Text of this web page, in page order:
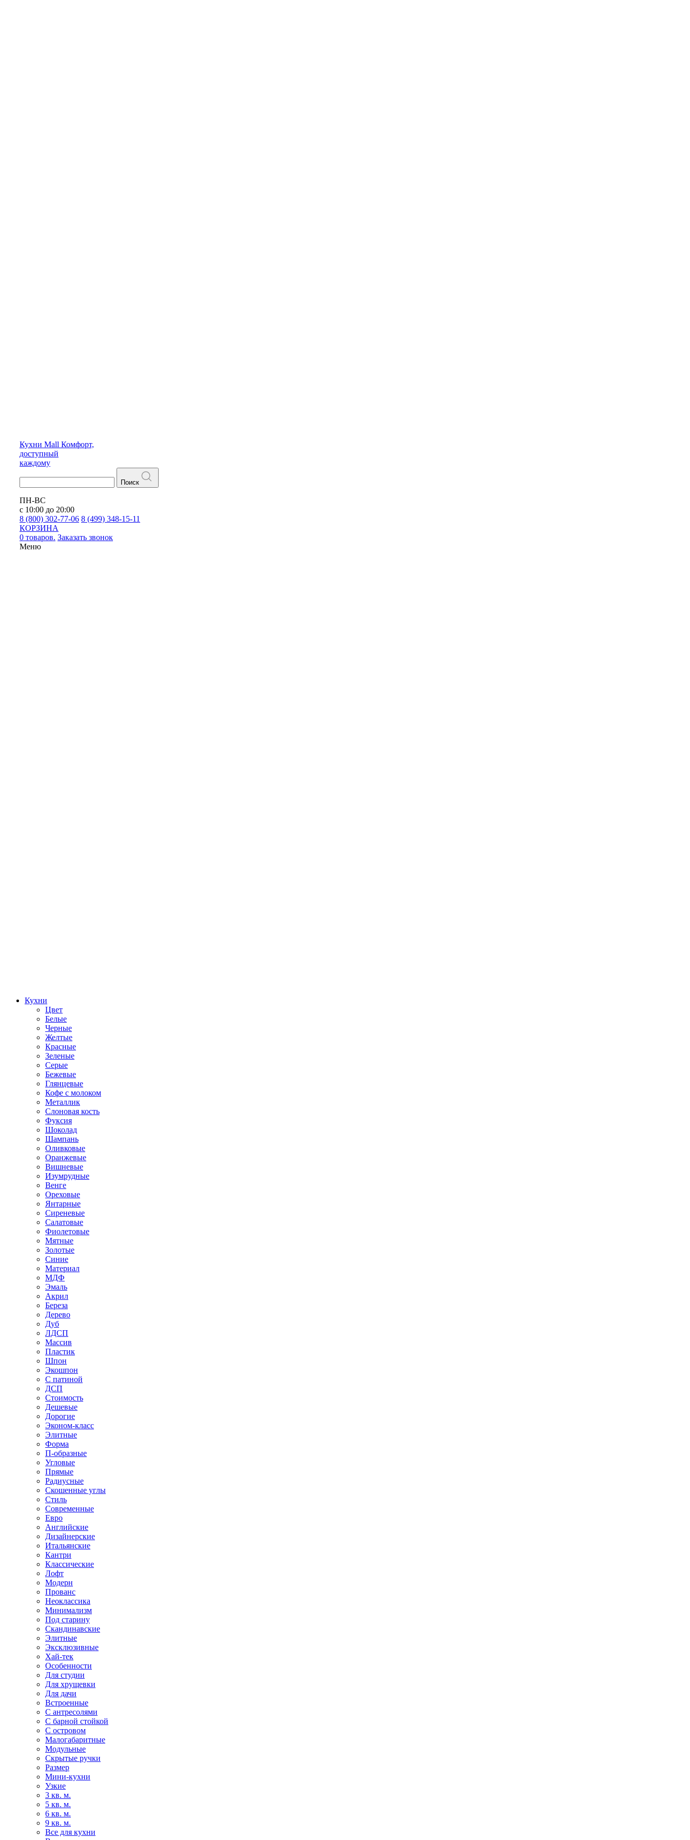
Кухни Mall Комфорт,
доступный
каждому
Поиск
ПН-ВС
с 10:00 до 20:00
8 (800) 302-77-06 8 (499) 348-15-11
КОРЗИНА
0 товаров. Заказать звонок
Меню
Кухни
Цвет
Белые
Черные
Желтые
Красные
Зеленые
Серые
Бежевые
Глянцевые
Кофе с молоком
Металлик
Слоновая кость
Фуксия
Шоколад
Шампань
Оливковые
Оранжевые
Вишневые
Изумрудные
Венге
Ореховые
Янтарные
Сиреневые
Салатовые
Фиолетовые
Мятные
Золотые
Синие
Материал
МДФ
Эмаль
Акрил
Береза
Дерево
Дуб
ЛДСП
Массив
Пластик
Шпон
Экошпон
С патиной
ДСП
Стоимость
Дешевые
Дорогие
Эконом-класс
Элитные
Форма
П-образные
Угловые
Прямые
Радиусные
Скошенные углы
Стиль
Современные
Евро
Английские
Дизайнерские
Итальянские
Кантри
Классические
Лофт
Модерн
Прованс
Неоклассика
Минимализм
Под старину
Скандинавские
Элитные
Эксклюзивные
Хай-тек
Особенности
Для студии
Для хрущевки
Для дачи
Встроенные
С антресолями
С барной стойкой
С островом
Малогабаритные
Модульные
Скрытые ручки
Размер
Мини-кухни
Узкие
3 кв. м.
5 кв. м.
6 кв. м.
9 кв. м.
Все для кухни